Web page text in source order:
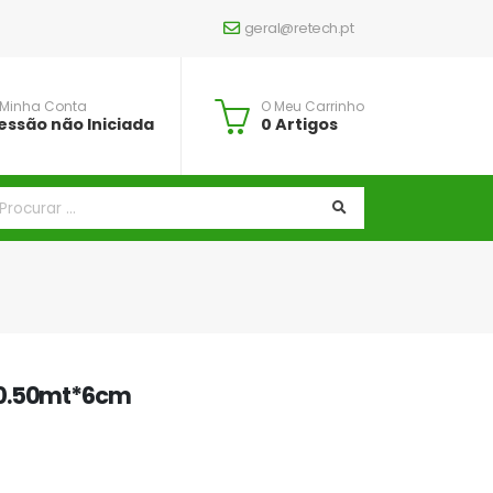
geral@retech.pt
Conta
não Iniciada
O Meu Carrinho
0 Artigos